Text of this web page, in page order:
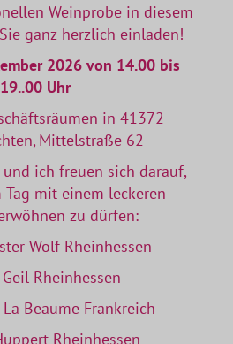
Weinprobe in diesem
ganz herzlich einladen!
2026 von 14.00 bis
19..00 Uhr
in 41372
Mittelstraße 62
ich freuen sich darauf,
Tag mit einem leckeren
zu dürfen:
Wolf Rheinhessen
Rheinhessen
Beaume Frankreich
Rheinhessen